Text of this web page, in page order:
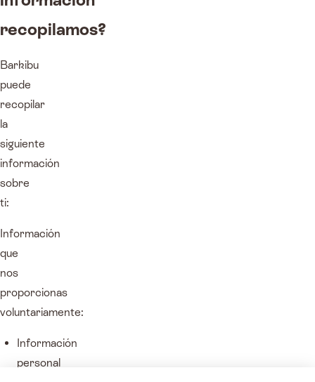
recopilamos?
Barkibu
puede
recopilar
la
siguiente
información
sobre
ti:
Información
que
nos
proporcionas
voluntariamente:
Información
personal